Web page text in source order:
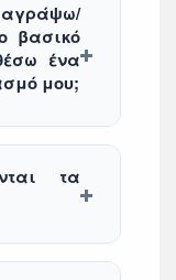
βασικό
ένα
μου;
τα